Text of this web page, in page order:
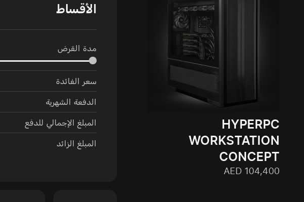
HYPERPC
WORKSTATION
CONCEPT
AED 104,400
الأقساط
مدة القرض
سعر الفائدة
الدفعة الشهرية
المبلغ الإجمالي للدفع
المبلغ الزائد